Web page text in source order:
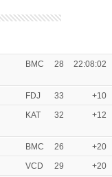
BMC 28 22:08:02
FDJ 33
+10
KAT 32 +12
BMC 26
+20
VCD 29
+20